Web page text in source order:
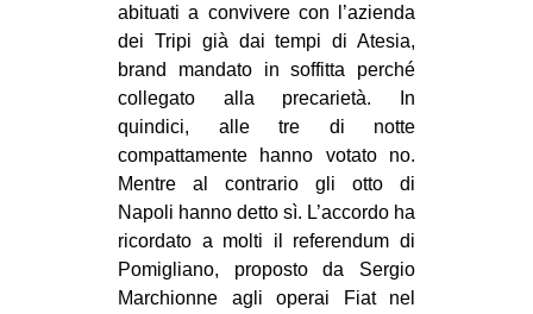
tw
bsky
ms
SEARCH
abituati a convivere con l’azienda
dei Tripi già dai tempi di Atesia,
brand mandato in soffitta perché
collegato alla precarietà. In
quindici, alle tre di notte
compattamente hanno votato no.
Mentre al contrario gli otto di
Napoli hanno detto sì. L’accordo ha
ricordato a molti il referendum di
Pomigliano, proposto da Sergio
Marchionne agli operai Fiat nel